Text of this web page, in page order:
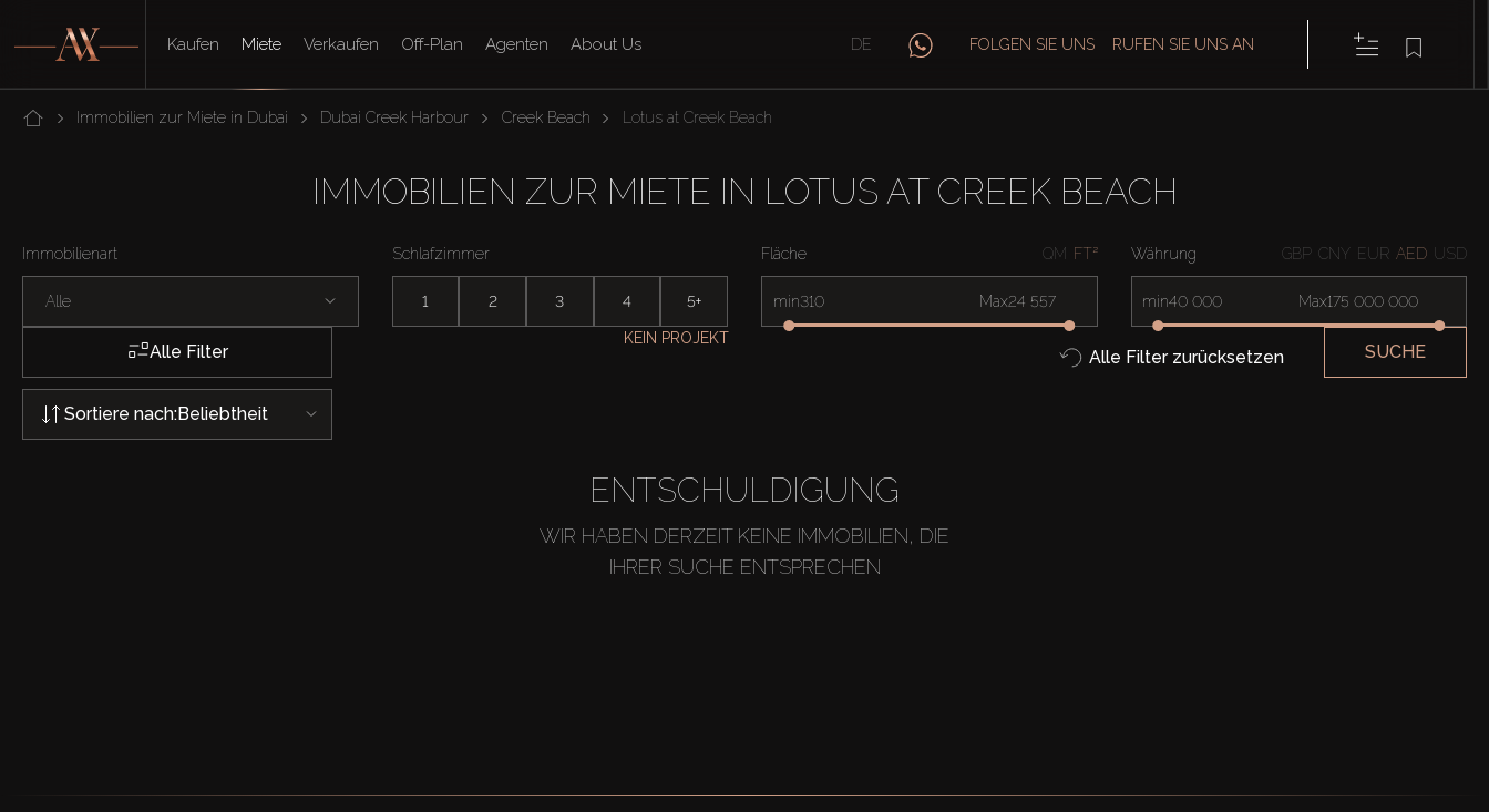
Kaufen Miete Verkaufen Off-Plan Agenten About Us DE FOLGEN SIE UNS RUFEN SIE UNS AN
Immobilien zur Miete in Dubai Dubai Creek Harbour Creek Beach Lotus at Creek Beach
IMMOBILIEN ZUR MIETE IN LOTUS AT CREEK BEACH
Immobilienart
Alle
Schlafzimmer
1 2 3 4 5+
Fläche QM FT²
min Max
Währung GBP CNY EUR AED USD
min Max
Alle Filter
KEIN PROJEKT
Alle Filter zurücksetzen SUCHE
Sortiere nach:Beliebtheit
ENTSCHULDIGUNG
WIR HABEN DERZEIT KEINE IMMOBILIEN, DIE
IHRER SUCHE ENTSPRECHEN